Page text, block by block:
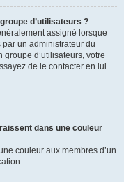
d’utilisateurs ?
assigné lorsque
par un administrateur du
groupe d’utilisateurs, votre
de le contacter en lui
dans une couleur
couleur aux membres d’un